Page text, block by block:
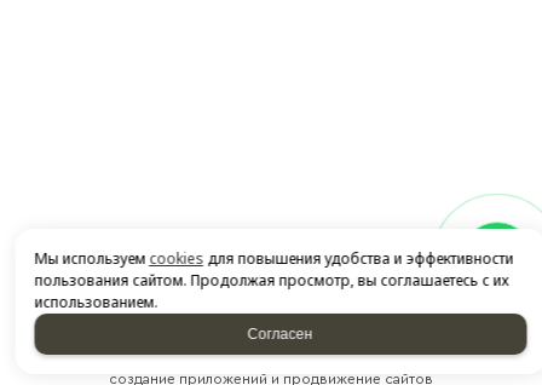
2026 © “Автосервис АВТОКрафтер”
Политика конфиденциальности
создание приложений и продвижение сайтов
Мы используем cookies для повышения удобства и эффективности
пользования сайтом. Продолжая просмотр, вы соглашаетесь с их
использованием.
Согласен